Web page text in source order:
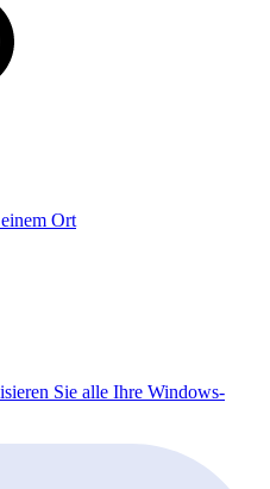
Ort
Sie alle Ihre Windows-